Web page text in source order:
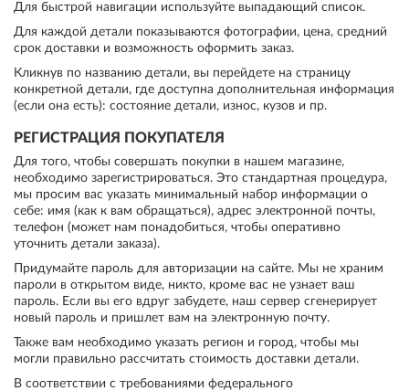
Для быстрой навигации используйте выпадающий список.
Для каждой детали показываются фотографии, цена, средний
срок доставки и возможность оформить заказ.
Кликнув по названию детали, вы перейдете на страницу
конкретной детали, где доступна дополнительная информация
(если она есть): состояние детали, износ, кузов и пр.
РЕГИСТРАЦИЯ ПОКУПАТЕЛЯ
Для того, чтобы совершать покупки в нашем магазине,
необходимо зарегистрироваться. Это стандартная процедура,
мы просим вас указать минимальный набор информации о
себе: имя (как к вам обращаться), адрес электронной почты,
телефон (может нам понадобиться, чтобы оперативно
уточнить детали заказа).
Придумайте пароль для авторизации на сайте. Мы не храним
пароли в открытом виде, никто, кроме вас не узнает ваш
пароль. Если вы его вдруг забудете, наш сервер сгенерирует
новый пароль и пришлет вам на электронную почту.
Также вам необходимо указать регион и город, чтобы мы
могли правильно рассчитать стоимость доставки детали.
В соответствии с требованиями федерального